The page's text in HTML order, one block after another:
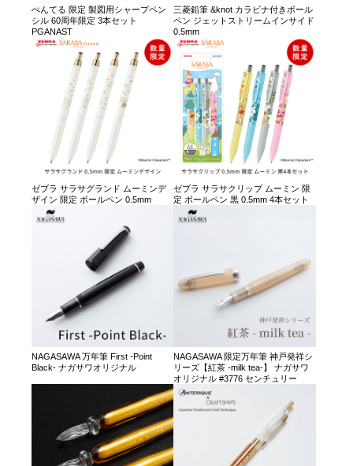
ぺんてる 限定 製図用シャープペン
シル 60周年限定 3本セット
PGANAST
三菱鉛筆 &knot カラビナ付きボール
ペン ジェットストリームインサイド
0.5mm
ゼブラ サラサグランド ムーミンデ
ザイン 限定 ボールペン 0.5mm
ゼブラ サラサクリップ ムーミン 限
定 ボールペン 黒 0.5mm 4本セット
NAGASAWA 万年筆 First -Point
Black- ナガサワオリジナル
NAGASAWA 限定万年筆 神戸発祥シ
リーズ【紅茶 -milk tea-】 ナガサワ
オリジナル #3776 センチュリー